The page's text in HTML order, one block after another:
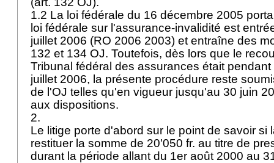
1.2 La loi fédérale du 16 décembre 2005
loi fédérale sur l'assurance-invalidité est
juillet 2006 (RO 2006 2003) et entraîne des
132 et 134 OJ. Toutefois, dès lors que le
Tribunal fédéral des assurances était
juillet 2006, la présente procédure reste
de l'OJ telles qu'en vigueur jusqu'au 30 juin
aux dispositions.
2.
Le litige porte d'abord sur le point de savoir si
restituer la somme de 20'050 fr. au titre de
durant la période allant du 1er août 2000 au